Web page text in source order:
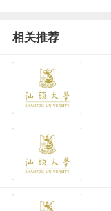
相关推荐